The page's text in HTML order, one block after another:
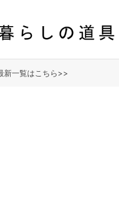
新一覧はこちら>>